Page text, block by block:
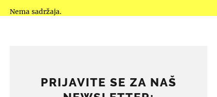
Nema sadržaja.
PRIJAVITE SE ZA NAŠ